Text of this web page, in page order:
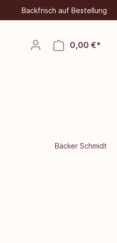
Backfrisch auf Bestellung
0,00 €*
Bäcker Schmidt